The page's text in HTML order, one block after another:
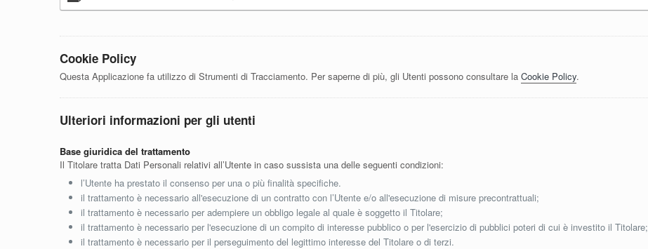
Cookie Policy
Questa Applicazione fa utilizzo di Strumenti di Tracciamento. Per saperne di più, gli Utenti possono consultare la Cookie Policy.
Ulteriori informazioni per gli utenti
Base giuridica del trattamento
Il Titolare tratta Dati Personali relativi all’Utente in caso sussista una delle seguenti condizioni:
l’Utente ha prestato il consenso per una o più finalità specifiche.
il trattamento è necessario all'esecuzione di un contratto con l’Utente e/o all'esecuzione di misure precontrattuali;
il trattamento è necessario per adempiere un obbligo legale al quale è soggetto il Titolare;
il trattamento è necessario per l'esecuzione di un compito di interesse pubblico o per l'esercizio di pubblici poteri di cui è investito il Titolare;
il trattamento è necessario per il perseguimento del legittimo interesse del Titolare o di terzi.